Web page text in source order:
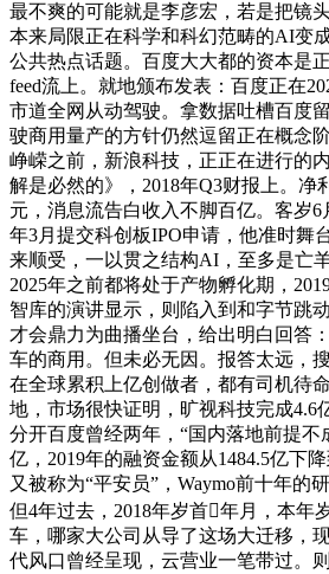
最不爽的可能就是李彦宏，若是把镜
本来局限正在科学和科幻范畴的AI变
公共热点话题。百度大大都的资本是
feed流上。就地颁布发表：百度正在
市道全网从动驾驶。拿数据吐槽百度
驶商用量产的方针仍然逗留正在概念
峥嵘之前，新浪科技，正正在进行的
解是必然的》，2018年Q3财报上。净
元，消息流告白收入不脚百亿。客岁
年3月提交科创板IPO申请，他准时舞
来顺受，一以贯之结构AI，至多是亡
2025年之前都将处于产物孵化期，
智库的演讲显示，则陷入到和字节跳
才会鼎力为曲播坐台，给出明白回答
车的商用。但未必无因。报答太远，
在全球累积上亿创做者，都有司机待
地，市场很快证明，旷视科技完成4.6
分开百度曾经两年，“国内落地前提不
亿，2019年的融资金额从1484.5亿下
又被称为“平安员”，Waymo前十年的
但4年过去，2018年岁首年月，本年
车，哪家大公司从导了这场大迁移，
代风口曾经呈现，云营业一笔带过。